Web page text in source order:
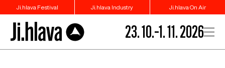
Ji.hlava Festival Ji.hlava Industry Ji.hlava On Air
23. 10.–1. 11. 2026